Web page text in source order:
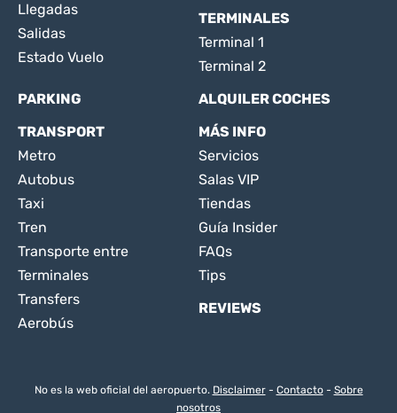
Llegadas
Salidas
Estado Vuelo
TERMINALES
Terminal 1
Terminal 2
PARKING
ALQUILER COCHES
TRANSPORT
Metro
Autobus
Taxi
Tren
Transporte entre
Terminales
Transfers
Aerobús
MÁS INFO
Servicios
Salas VIP
Tiendas
Guía Insider
FAQs
Tips
REVIEWS
No es la web oficial del aeropuerto. Disclaimer- Contacto- Sobre
nosotros